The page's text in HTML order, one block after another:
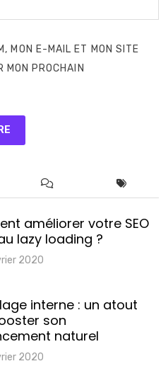
MON E-MAIL ET MON SITE
MON PROCHAIN
améliorer votre SEO
lazy loading ?
2020
interne : un atout
son
naturel
2020